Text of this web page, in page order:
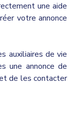
une aide
votre annonce
auxiliaires de vie
une annonce de
de les contacter